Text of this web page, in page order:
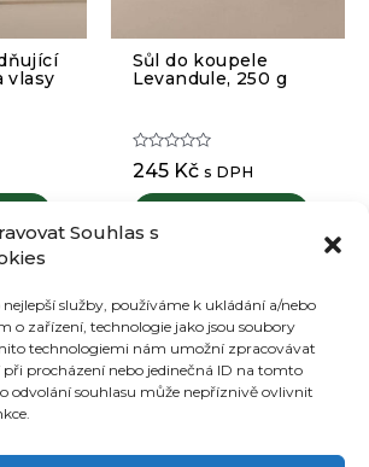
Souhlas s
služby, používáme k ukládání a/nebo
o zařízení, technologie jako jsou soubory
technologiemi nám umožní zpracovávat
při procházení nebo jedinečná ID na tomto
odvolání souhlasu může nepříznivě ovlivnit
vlasy
Hodnocení
0
5
Sůl do koupele
Levandule, 250 g
245 Kč s DPH
Můj účet
osobních údajů
Obchodní podmínky